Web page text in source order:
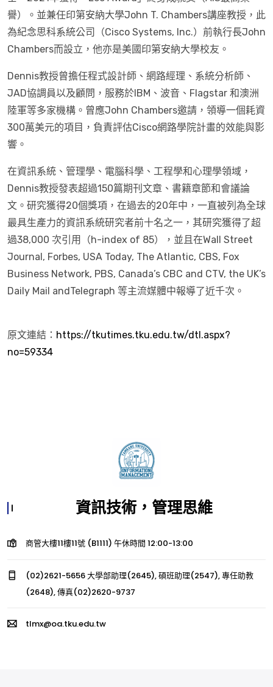
譽）。並兼任印第安納大學John T. Chambers講座教授，此
為紀念思科系統公司（Cisco Systems, Inc.）前執行長John
Chambers而設立，他亦是美國印第安納大學校友。
Dennis教授曾擔任程式設計師、網路經理、系統分析師、
JAD協調員以及顧問，服務於IBM、波音、Flagstar 和澳洲
陸軍等多家機構。曾應John Chambers邀請，領導一個耗資
300萬美元的項目，負責評估Cisco網路學院計畫的效能與影
響。
在資訊系統、管理學、電腦科學、工程學和心理學領域，
Dennis教授發表超過150篇期刊文章、書籍章節和會議論
文。研究獲得20個獎項，在過去的20年中，一直被列為全球
最具生產力的資訊系統研究者前十名之一，其研究獲得了超
過38,000 次引用（h-index of 85），並且在Wall Street
Journal, Forbes, USA Today, The Atlantic, CBS, Fox
Business Network, PBS, Canada’s CBC and CTV, the UK’s
Daily Mail andTelegraph 等主流媒體中報導了近千次。
原文連結： https://tkutimes.tku.edu.tw/dtl.aspx?
no=59334
資訊技術，管理思維
商管大樓11樓11號 (B1111) 午休時間 12:00-13:00
(02)2621-5656 大學部助理(2645), 碩班助理(2547), 專任助教
(2648), 傳真(02)2620-9737
tlmx@oa.tku.edu.tw